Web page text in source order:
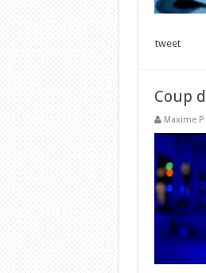
tweet
Coup
Maxime P